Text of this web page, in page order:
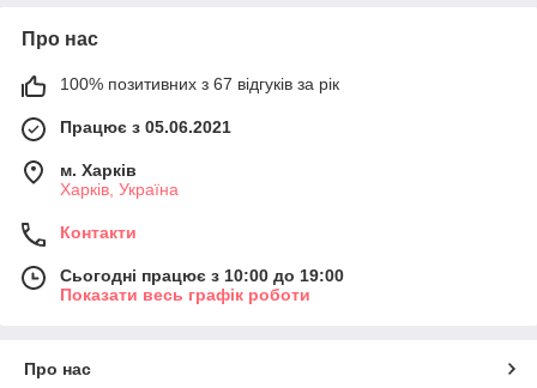
Про нас
100% позитивних з 67 відгуків за рік
Працює з 05.06.2021
м. Харків
Харків, Україна
Контакти
Сьогодні працює з 10:00 до 19:00
Показати весь графік роботи
Про нас